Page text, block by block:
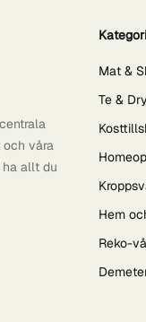
och våra
allt du
Mat &
Te &
Hem
Reko-